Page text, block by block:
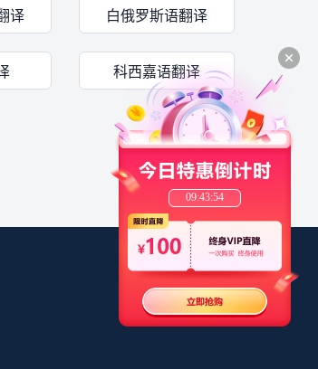
09:43:54
译 白俄罗斯语翻译
科西嘉语翻译